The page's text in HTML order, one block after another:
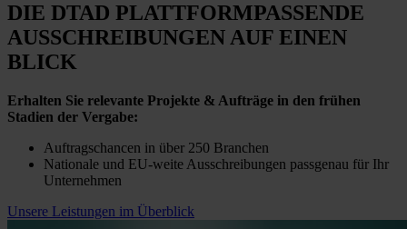
DIE DTAD PLATTFORMPASSENDE
AUSSCHREIBUNGEN AUF EINEN
BLICK
Erhalten Sie relevante Projekte & Aufträge in den frühen
Stadien der Vergabe:
Auftragschancen in über 250 Branchen
Nationale und EU-weite Ausschreibungen passgenau für Ihr
Unternehmen
Unsere Leistungen im Überblick